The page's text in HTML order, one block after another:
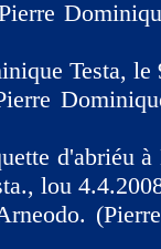
Testa, le
d'abriéu
lou